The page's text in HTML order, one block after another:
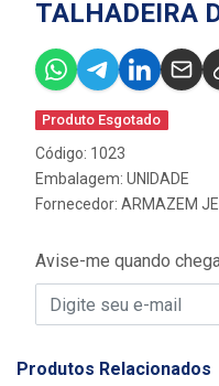
TALHADEIRA
Produto Esgotado
Código: 1023
Embalagem: UNIDADE
Fornecedor: ARMAZEM
Avise-me quando
Produtos Relacionados